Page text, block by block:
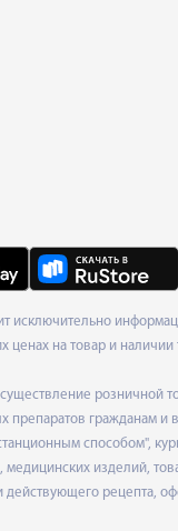
исключительно
на товар и наличии
розничной
гражданам
способом",
изделий,
рецепта,